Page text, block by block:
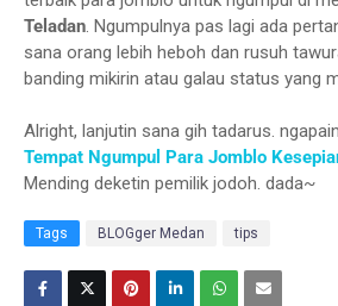
Teladan. Ngumpulnya pas lagi ada
sana orang lebih heboh dan rusuh
banding mikirin atau galau status yang
Alright, lanjutin sana gih tadarus.
Tempat Ngumpul Para Jomblo
Mending deketin pemilik jodoh. dada~
Tags BLOGger Medan tips